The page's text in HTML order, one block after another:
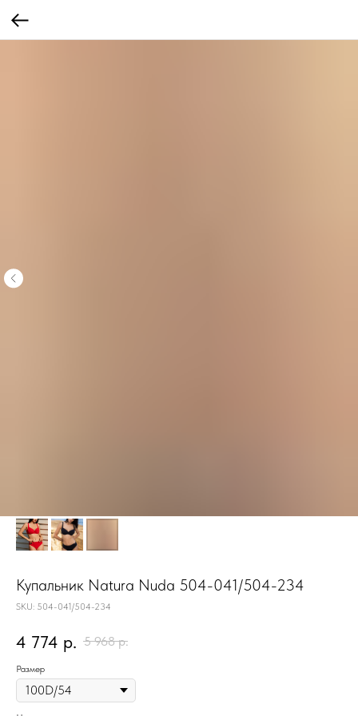
Купальник Natura Nuda 504-041/504-234
SKU: 504-041/504-234
4 774 р. 5 968 р.
Размер